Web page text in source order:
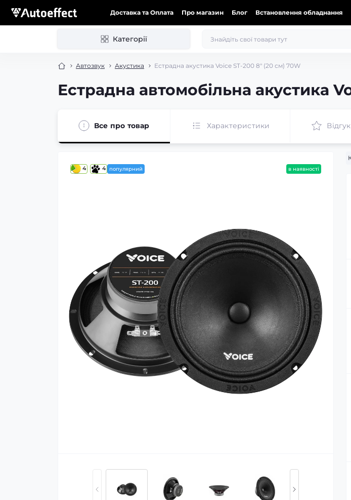
Доставка та Оплата Про магазин Блог Встановлення обладнання
Категорії
Автозвук Акустика Естрадна акустика Voice ST-200 8″ (20 см) 70W
Естрадна автомобільна акустика
Все про товар Характеристики
4 4 популярний в наявності